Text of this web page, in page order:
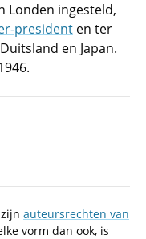
Londen ingesteld,
president en ter
en Japan.
auteursrechten van
vorm dan ook, is